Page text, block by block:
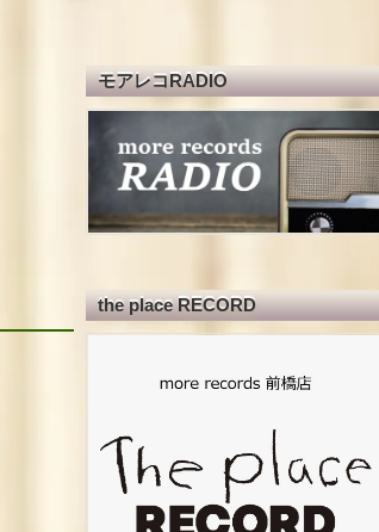
モアレコRADIO
the place RECORD